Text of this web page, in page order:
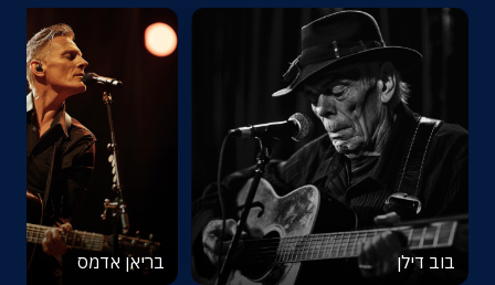
בוב דילן בריאן אדמס